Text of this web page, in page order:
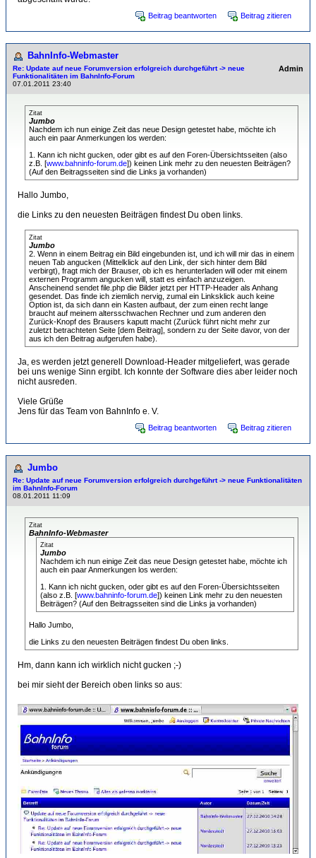
Beitrag beantworten Beitrag zitieren
BahnInfo-Webmaster
Re: Update auf neue Forumversion erfolgreich durchgeführt -> neue
Funktionalitäten im BahnInfo-Forum
07.01.2011 23:40
Admin
Zitat
Jumbo
Nachdem ich nun einige Zeit das neue Design getestet habe, möchte ich
auch ein paar Anmerkungen los werden:
1. Kann ich nicht gucken, oder gibt es auf den Foren-Übersichtsseiten (also
z.B. [www.bahninfo-forum.de]) keinen Link mehr zu den neuesten Beiträgen?
(Auf den Beitragsseiten sind die Links ja vorhanden)
Hallo Jumbo,
die Links zu den neuesten Beiträgen findest Du oben links.
Zitat
Jumbo
2. Wenn in einem Beitrag ein Bild eingebunden ist, und ich will mir das in einem
neuen Tab angucken (Mittelklick auf den Link, der sich hinter dem Bild
verbirgt), fragt mich der Brauser, ob ich es herunterladen will oder mit einem
externen Programm angucken will, statt es einfach anzuzeigen.
Anscheinend sendet file.php die Bilder jetzt per HTTP-Header als Anhang
gesendet. Das finde ich ziemlich nervig, zumal ein Linksklick auch keine
Option ist, da sich dann ein Kasten aufbaut, der zum einen recht lange
braucht auf meinem altersschwachen Rechner und zum anderen den
Zurück-Knopf des Brausers kaputt macht (Zurück führt nicht mehr zur
zuletzt betrachteten Seite [dem Beitrag], sondern zu der Seite davor, von der
aus ich den Beitrag aufgerufen habe).
Ja, es werden jetzt generell Download-Header mitgeliefert, was gerade
bei uns wenige Sinn ergibt. Ich konnte der Software dies aber leider noch
nicht ausreden.
Viele Grüße
Jens für das Team von BahnInfo e. V.
Beitrag beantworten Beitrag zitieren
Jumbo
Re: Update auf neue Forumversion erfolgreich durchgeführt -> neue Funktionalitäten
im BahnInfo-Forum
08.01.2011 11:09
Zitat
BahnInfo-Webmaster
Zitat
Jumbo
Nachdem ich nun einige Zeit das neue Design getestet habe, möchte ich
auch ein paar Anmerkungen los werden:
1. Kann ich nicht gucken, oder gibt es auf den Foren-Übersichtsseiten
(also z.B. [www.bahninfo-forum.de]) keinen Link mehr zu den neuesten
Beiträgen? (Auf den Beitragsseiten sind die Links ja vorhanden)
Hallo Jumbo,
die Links zu den neuesten Beiträgen findest Du oben links.
Hm, dann kann ich wirklich nicht gucken ;-)
bei mir sieht der Bereich oben links so aus: